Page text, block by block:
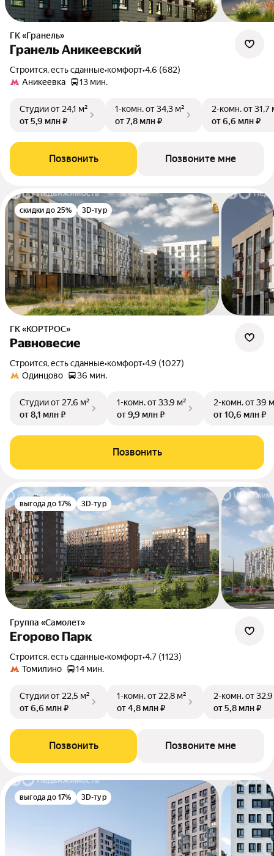
ГК «Гранель»
Гранель Аникеевский
Строится, есть сданные•комфорт•4.6 (682)
Аникеевка
13 мин.
Студииот 24,1 м²
от 5,9 млн ₽
1-комн.от 34,3 м²
от 7,8 млн ₽
2-комн.от 31,7
от 6,6 млн ₽
Позвонить Позвоните мне
скидки до 25% 3D-тур
ГК «КОРТРОС»
Равновесие
Строится, есть сданные•комфорт•4.9 (1027)
Одинцово
36 мин.
Студииот 27,6 м²
от 8,1 млн ₽
1-комн.от 33,9 м²
от 9,9 млн ₽
2-комн.от 39
от 10,6 млн ₽
Позвонить
выгода до 17% 3D-тур
Группа «Самолет»
Егорово Парк
Строится, есть сданные•комфорт•4.7 (1123)
Томилино
14 мин.
Студииот 22,5 м²
от 6,6 млн ₽
1-комн.от 22,8 м²
от 4,8 млн ₽
2-комн.от
от 5,8 млн ₽
Позвонить Позвоните мне
выгода до 17% 3D-тур